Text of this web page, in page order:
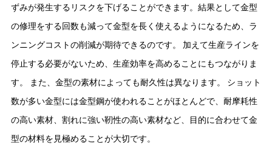
ずみが発生するリスクを下げることができます。結果として金型
の修理をする回数も減って金型を長く使えるようになるため、ラ
ンニングコストの削減が期待できるのです。 加えて生産ラインを
停止する必要がないため、生産効率を高めることにもつながりま
す。 また、金型の素材によっても耐久性は異なります。 ショット
数が多い金型には金型鋼が使われることがほとんどで、耐摩耗性
の高い素材、割れに強い靭性の高い素材など、目的に合わせて金
型の材料を見極めることが大切です。